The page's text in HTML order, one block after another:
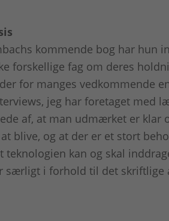
kommende bog har hun
forskellige fag om deres
for manges vedkommende
jeg har foretaget med
af, at man udmærket er klar
blive, og at der er et stort
teknologien kan og skal
særligt i forhold til det skriftlige